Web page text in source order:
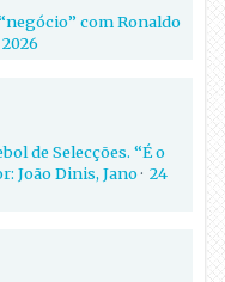
com Ronaldo
de Selecções. “É o
João Dinis, Jano·24